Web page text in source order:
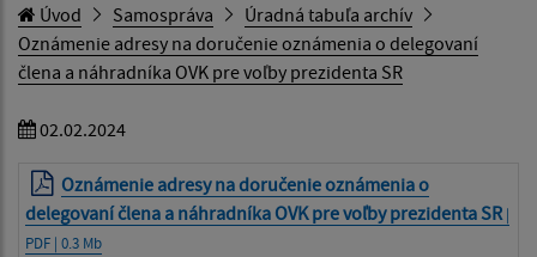
Úvod Samospráva
Úradná tabuľa archív
Oznámenie adresy na doručenie oznámenia o delegovaní
člena a náhradníka OVK pre voľby prezidenta SR
02.02.2024
Oznámenie adresy na doručenie oznámenia o
delegovaní člena a náhradníka OVK pre voľby prezidenta SR|
PDF | 0.3 Mb